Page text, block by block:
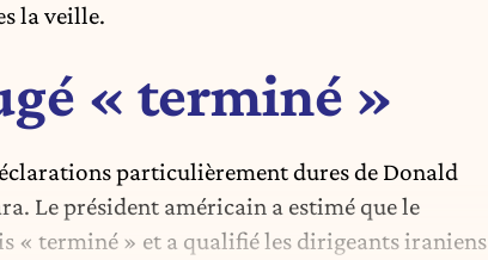
la veille.
« terminé »
particulièrement dures de Donald
Le président américain a estimé que le
« terminé » et a qualifié les dirigeants iraniens